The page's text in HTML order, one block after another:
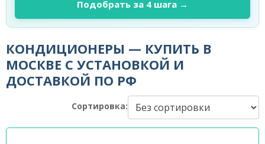
Подобрать за 4 шага →
КОНДИЦИОНЕРЫ — КУПИТЬ В
МОСКВЕ С УСТАНОВКОЙ И
ДОСТАВКОЙ ПО РФ
Сортировка: